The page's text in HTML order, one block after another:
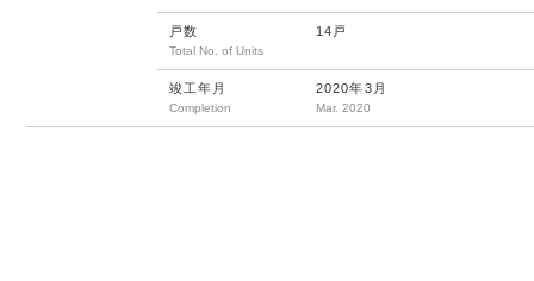
戸数
Total No. of Units
14戸
竣工年月
Completion
2020年3月
Mar. 2020